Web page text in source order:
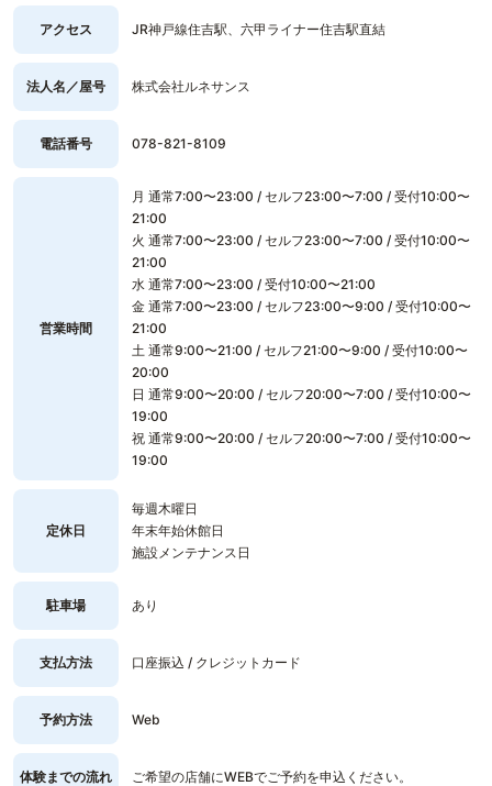
アクセス JR神戸線住吉駅、六甲ライナー住吉駅直結
法人名／屋号 株式会社ルネサンス
電話番号 078-821-8109
営業時間
月 通常7:00〜23:00 / セルフ23:00〜7:00 / 受付10:00〜
21:00
火 通常7:00〜23:00 / セルフ23:00〜7:00 / 受付10:00〜
21:00
水 通常7:00〜23:00 / 受付10:00〜21:00
金 通常7:00〜23:00 / セルフ23:00〜9:00 / 受付10:00〜
21:00
土 通常9:00〜21:00 / セルフ21:00〜9:00 / 受付10:00〜
20:00
日 通常9:00〜20:00 / セルフ20:00〜7:00 / 受付10:00〜
19:00
祝 通常9:00〜20:00 / セルフ20:00〜7:00 / 受付10:00〜
19:00
定休日
毎週木曜日
年末年始休館日
施設メンテナンス日
駐車場 あり
支払方法 口座振込 / クレジットカード
予約方法 Web
体験までの流れ ご希望の店舗にWEBでご予約を申込ください。